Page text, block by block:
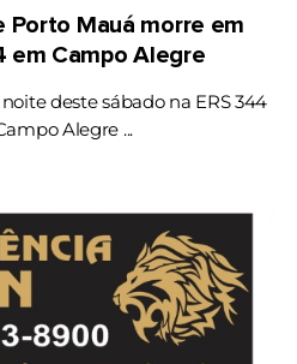
Porto Mauá morre em
em Campo Alegre
deste sábado na ERS 344
Alegre ...